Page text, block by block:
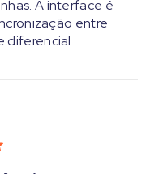
A interface é
entre
diferencial.